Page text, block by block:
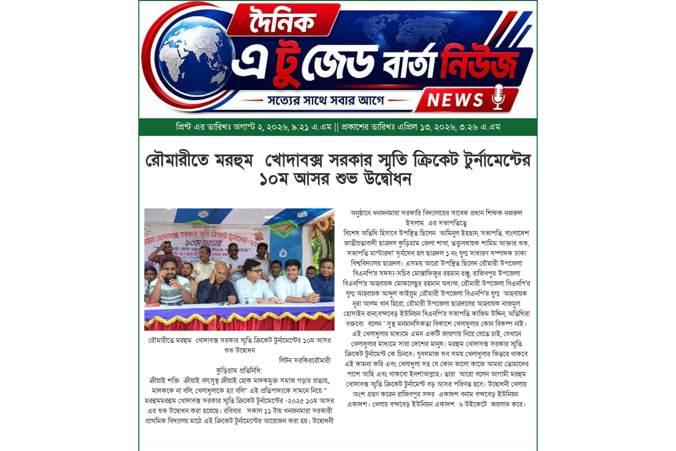
প্রিন্ট এর তারিখঃ অগাস্ট ২, ২০২৬, ৯:২১ এ.এম || প্রকাশের তারিখঃ এপ্রিল ১৩, ২০২৬, ৩:২৬ এ.এম
রৌমারীতে মরহুম খোদাবক্স সরকার স্মৃতি ক্রিকেট টুর্নামেন্টের
১০ম আসর শুভ উদ্বোধন
রৌমারীতে মরহুম খোদাবক্স সরকার স্মৃতি ক্রিকেট টুর্নামেন্টের ১০ম আসর
শুভ উদ্বোধন
লিটন সরকিররৌমারী
কুড়িগ্রাম প্রতিনিধি:
ক্রীয়াই শক্তি ক্রীয়াই বল,সুস্থ ক্রীয়াই হোক মাদকমুক্ত সমাজ গড়ার প্রত্যয়,,
মাদককে না বলি, খেলাধুলাকে হ্যা বলি” এই প্রতিপাদ্যকে সামনে নিয়ে “
মরহুমমরহুম খোদাবক্স সরকার স্মৃতি ক্রিকেট টুর্নামেন্টের -২০২৫ ১০ম আসর
এর শুভ উদ্বোধন করা হয়েছে। রবিবার সকাল ১১ টায় খনজনমারা সরকারী
প্রাথমিক বিদ্যালয় মাঠে এই ক্রিকেট টুর্নামেন্টের আয়োজন করা হয়। উদ্বোধনী
অনুষ্ঠানে খনজনমারা সরকারি বিদ্যালয়ের সাবেক প্রধান শিক্ষক নজরুল
ইসলাম এর সভাপতিত্বে
বিশেষ অতিথি হিসাবে উপস্থিত ছিলেন আমিনুল ইহছান, সভাপতি, বাংলাদেশ
জাতীয়তাবাদী ছাত্রদল কুড়িগ্রাম জেলা শাখা, তত্ত্বাবধায়ক শামিম আক্তার শুভ,
সভাপতি মাস্টারদা' সৃর্যসেন হল ছাত্রদল ১ নং যুগ্ম সাধারণ সম্পাদক ঢাকা
বিশ্ববিদ্যালয় ছাত্রদল। এসময় আরো উপস্থিত ছিলেন রৌমারী উপজেলা
বিএনপি'র সদস্য-সচিব মোস্তাফিজুর রহমান রঞ্জু, রাজিবপুর উপজেলা
বিএনপি'র আহ্বায়ক মোকলেছুর রহমান অধ্যক্ষ, রৌমারী উপজেলা বিএনপি'র
যুগ্ম আহ্বায়ক আব্দুল কাইয়ুম ,রৌমারী উপজেলা বিএনপি'র যুগ্ম আহবায়ক
নুরা আলম খান হিরো, রৌমারী উপজেলা ছাত্রদলের আহ্বায়ক নাজমুল
হোসাইন রানা,বন্দবেড় ইউনিয়ন বিএনপি'র সভাপতি কাজিম উদ্দিন, অতিথিরা
বক্তব্যে বলেন ‘ সুস্থ মনমানসিকতা বিকাশে খেলাধুলার কোন বিকল্প নাই।
এই খেলাধুলার মাধ্যমে এমন একটি জায়গায় নিয়ে যেতে চাই, যেখানে
খেলাধুলার মাধ্যমে সারা দেশের মানুষ। মরহুম খোদাবক্স সরকার স্মৃতি
ক্রিকেট টুর্নামেন্ট কে চিনবে। যুবসমাজ সব সময় খেলাধুলার ভিতরে থাকবে
এই কামনা করি এবং খেলাধুলা সহ যে কোন ভালো কাজে আমরা তোমাদের
পাশে আছি এবং থাকবো ইনশাআল্লাহ। তারা আরো বলেন আগামী মরহুম
খোদাবক্স স্মৃতি ক্রিকেট টুর্নামেন্ট বড় আসর পরিণত হবে। উদ্বোধনী খেলায়
অংশ গ্রহণ করেন রাজিবপুর সদর একাদশ বনাম বন্দবেড় ইউনিয়ন
একাদশ। খেলায় বন্দবেড় ইউনিয়ন একাদশ ৬ উইকেটে জয়লাভ করে।